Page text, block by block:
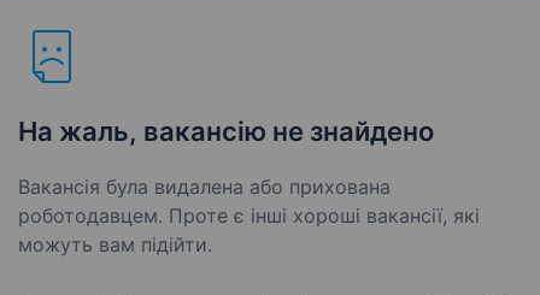
На жаль, вакансію не знайдено
Вакансія була видалена або прихована
роботодавцем. Проте є інші хороші вакансії, які
можуть вам підійти.